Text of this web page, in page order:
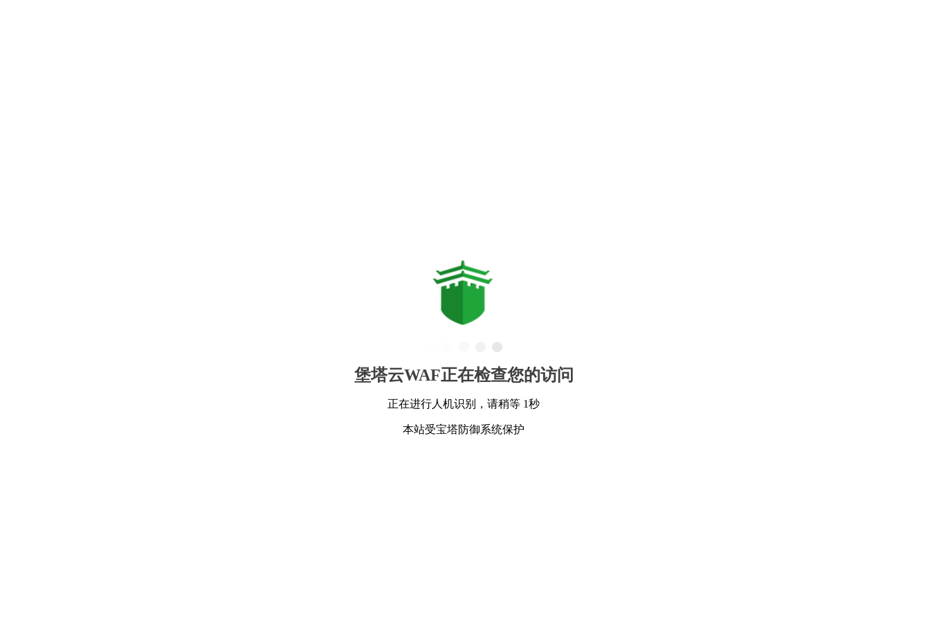
堡塔云WAF正在检查您的访问
正在进行人机识别，请稍等 1秒
本站受宝塔防御系统保护